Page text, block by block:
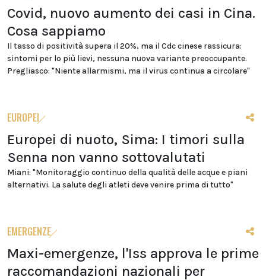
Covid, nuovo aumento dei casi in Cina.
Cosa sappiamo
Il tasso di positività supera il 20%, ma il Cdc cinese rassicura:
sintomi per lo più lievi, nessuna nuova variante preoccupante.
Pregliasco: "Niente allarmismi, ma il virus continua a circolare"
EUROPEI
Europei di nuoto, Sima: I timori sulla
Senna non vanno sottovalutati
Miani: "Monitoraggio continuo della qualità delle acque e piani
alternativi. La salute degli atleti deve venire prima di tutto"
EMERGENZE
Maxi-emergenze, l'Iss approva le prime
raccomandazioni nazionali per